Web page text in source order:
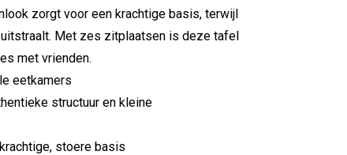
zorgt voor een krachtige basis, terwijl
Met zes zitplaatsen is deze tafel
met vrienden.
eetkamers
structuur en kleine
stoere basis